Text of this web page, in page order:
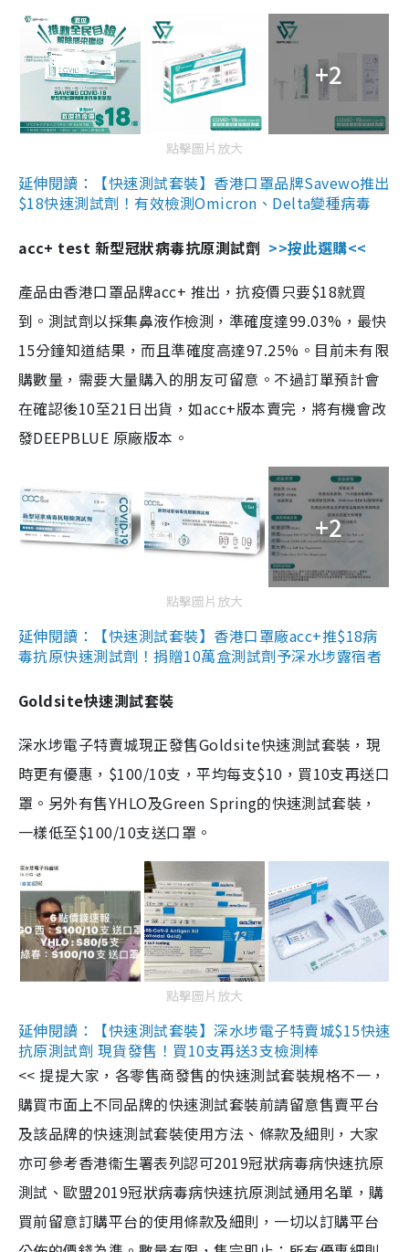
+2
點擊圖片放大
延伸閱讀：【快速測試套裝】香港口罩品牌Savewo推出
$18快速測試劑！有效檢測Omicron、Delta變種病毒
acc+ test 新型冠狀病毒抗原測試劑 >>按此選購<<
產品由香港口罩品牌acc+ 推出，抗疫價只要$18就買
到。測試劑以採集鼻液作檢測，準確度達99.03%，最快
15分鐘知道結果，而且準確度高達97.25%。目前未有限
購數量，需要大量購入的朋友可留意。不過訂單預計會
在確認後10至21日出貨，如acc+版本賣完，將有機會改
發DEEPBLUE 原廠版本。
+2
點擊圖片放大
延伸閱讀：【快速測試套裝】香港口罩廠acc+推$18病
毒抗原快速測試劑！捐贈10萬盒測試劑予深水埗露宿者
Goldsite快速測試套裝
深水埗電子特賣城現正發售Goldsite快速測試套裝，現
時更有優惠，$100/10支，平均每支$10，買10支再送口
罩。另外有售YHLO及Green Spring的快速測試套裝，
一樣低至$100/10支送口罩。
點擊圖片放大
延伸閱讀：【快速測試套裝】深水埗電子特賣城$15快速
抗原測試劑 現貨發售！買10支再送3支檢測棒
<< 提提大家，各零售商發售的快速測試套裝規格不一，
購買市面上不同品牌的快速測試套裝前請留意售賣平台
及該品牌的快速測試套裝使用方法、條款及細則，大家
亦可參考香港衞生署表列認可2019冠狀病毒病快速抗原
測試、歐盟2019冠狀病毒病快速抗原測試通用名單，購
買前留意訂購平台的使用條款及細則，一切以訂購平台